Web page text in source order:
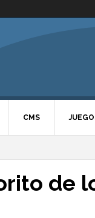
CMS
de